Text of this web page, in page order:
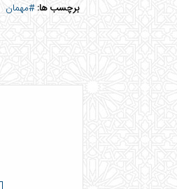
برچسب ها:#مهمان